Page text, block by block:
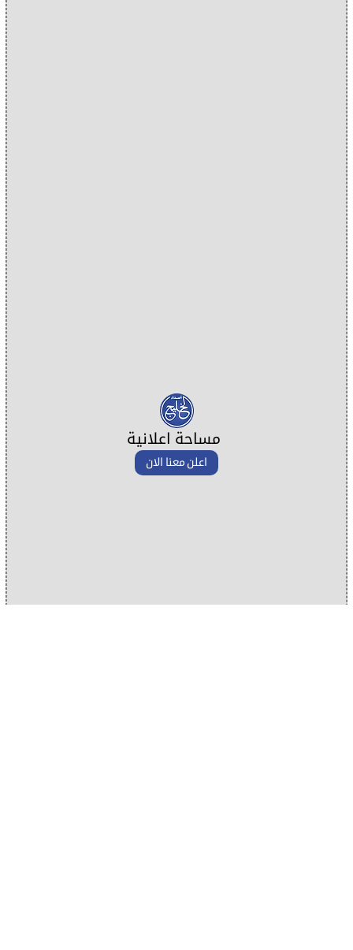
مساحة اعلانية
اعلن معنا الان